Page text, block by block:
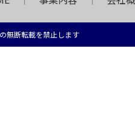
無断転載を禁止します